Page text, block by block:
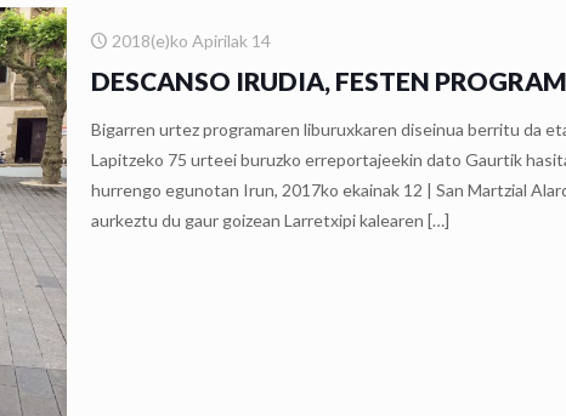
2018(e)ko Apirilak 14
DESCANSO IRUDIA, FESTEN
Bigarren urtez programaren liburuxkaren diseinua berritu da
Lapitzeko 75 urteei buruzko erreportajeekin dato Gaurtik
hurrengo egunotan Irun, 2017ko ekainak 12 | San Martzial
aurkeztu du gaur goizean Larretxipi kalearen […]